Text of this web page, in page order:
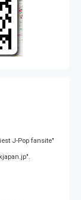
J-Pop fansite"